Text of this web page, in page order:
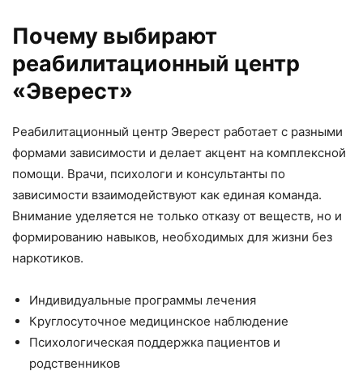
Почему выбирают
реабилитационный центр
«Эверест»
Реабилитационный центр Эверест работает с разными
формами зависимости и делает акцент на комплексной
помощи. Врачи, психологи и консультанты по
зависимости взаимодействуют как единая команда.
Внимание уделяется не только отказу от веществ, но и
формированию навыков, необходимых для жизни без
наркотиков.
Индивидуальные программы лечения
Круглосуточное медицинское наблюдение
Психологическая поддержка пациентов и
родственников